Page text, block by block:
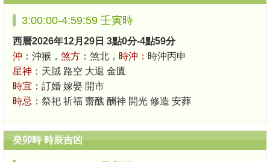
3:00:00-4:59:59 壬寅時
西曆2026年12月29日 3點0分-4點59分
沖： 沖猴， 煞方： 煞北， 時沖： 時沖丙申
星神： 天賊 路空 大退 金匱
時宜： 訂婚 嫁娶 開市
時忌： 祭祀 祈福 齋醮 酬神 開光 修造 安葬
癸卯時 時辰吉凶